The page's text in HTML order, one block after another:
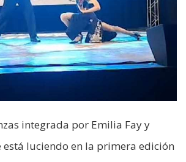
integrada por Emilia Fay y
está luciendo en la primera edición